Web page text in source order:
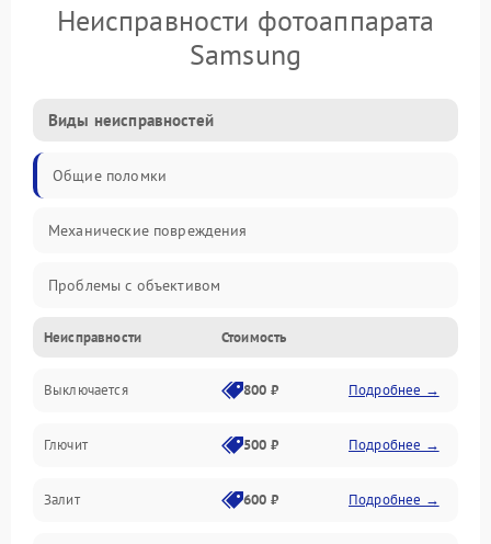
Неисправности фотоаппарата
Samsung
Виды неисправностей
Общие поломки
Механические повреждения
Проблемы с объективом
Электронные ошибки
Механические проблемы
Матрица и оптика
Питание и питание цепей
Неисправности Стоимость
Выключается 800 ₽ Подробнее →
Глючит 500 ₽ Подробнее →
Залит 600 ₽ Подробнее →